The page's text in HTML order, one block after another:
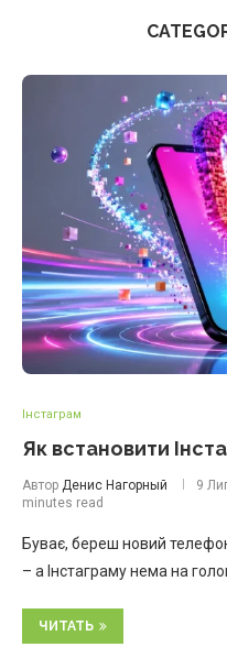
Інстаграм
Як встановити
Автор Денис Нагорный 9
minutes read
Буває, береш новий
– а Інстаграму нема на
ЧИТАТЬ